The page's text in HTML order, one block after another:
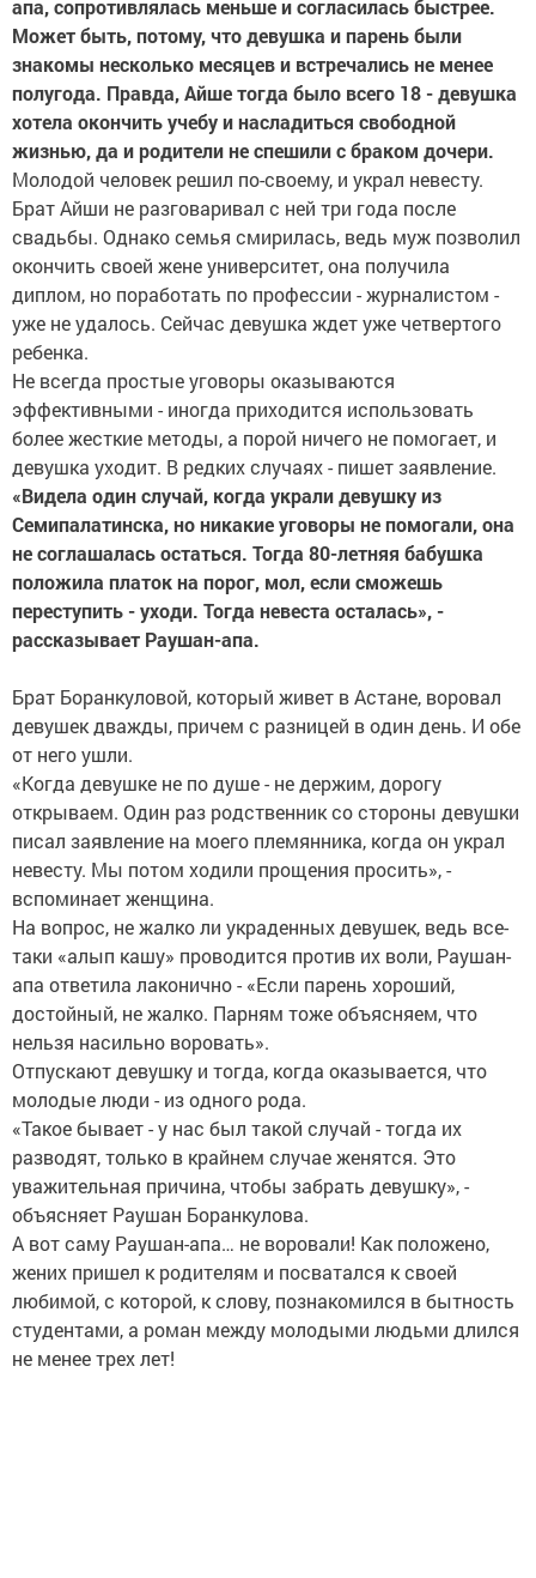
апа, сопротивлялась меньше и согласилась быстрее.
Может быть, потому, что девушка и парень были
знакомы несколько месяцев и встречались не менее
полугода. Правда, Айше тогда было всего 18 - девушка
хотела окончить учебу и насладиться свободной
жизнью, да и родители не спешили с браком дочери.
Молодой человек решил по-своему, и украл невесту.
Брат Айши не разговаривал с ней три года после
свадьбы. Однако семья смирилась, ведь муж позволил
окончить своей жене университет, она получила
диплом, но поработать по профессии - журналистом -
уже не удалось. Сейчас девушка ждет уже четвертого
ребенка.
Не всегда простые уговоры оказываются
эффективными - иногда приходится использовать
более жесткие методы, а порой ничего не помогает, и
девушка уходит. В редких случаях - пишет заявление.
«Видела один случай, когда украли девушку из
Семипалатинска, но никакие уговоры не помогали, она
не соглашалась остаться. Тогда 80-летняя бабушка
положила платок на порог, мол, если сможешь
переступить - уходи. Тогда невеста осталась», -
рассказывает Раушан-апа.
Брат Боранкуловой, который живет в Астане, воровал
девушек дважды, причем с разницей в один день. И обе
от него ушли.
«Когда девушке не по душе - не держим, дорогу
открываем. Один раз родственник со стороны девушки
писал заявление на моего племянника, когда он украл
невесту. Мы потом ходили прощения просить», -
вспоминает женщина.
На вопрос, не жалко ли украденных девушек, ведь все-
таки «алып кашу» проводится против их воли, Раушан-
апа ответила лаконично - «Если парень хороший,
достойный, не жалко. Парням тоже объясняем, что
нельзя насильно воровать».
Отпускают девушку и тогда, когда оказывается, что
молодые люди - из одного рода.
«Такое бывает - у нас был такой случай - тогда их
разводят, только в крайнем случае женятся. Это
уважительная причина, чтобы забрать девушку», -
объясняет Раушан Боранкулова.
А вот саму Раушан-апа… не воровали! Как положено,
жених пришел к родителям и посватался к своей
любимой, с которой, к слову, познакомился в бытность
студентами, а роман между молодыми людьми длился
не менее трех лет!